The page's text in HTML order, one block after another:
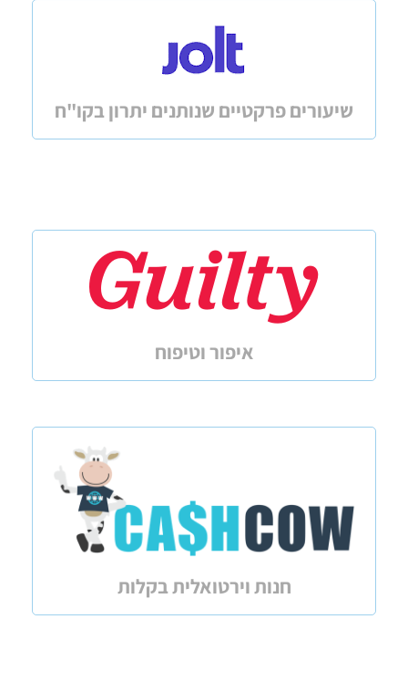
שיעורים פרקטיים שנותנים יתרון בקו"ח
איפור וטיפוח
חנות וירטואלית בקלות